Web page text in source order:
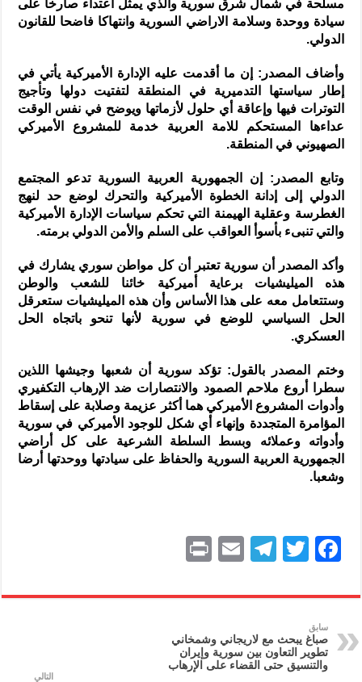
مسلحة في شمال شرق سورية والذي يمثل اعتداء صارخا على
سيادة ووحدة وسلامة الاراضي السورية وانتهاكا فاضحا للقانون
الدولي.
وأضاف المصدر: إن ما أقدمت عليه الإدارة الأميركية يأتي في
إطار سياستها التدميرية في المنطقة لتفتيت دولها وتأجيج
التوترات فيها وإعاقة أي حلول لأزماتها ويوضح في نفس الوقت
عداءها المستحكم للامة العربية خدمة للمشروع الأميركي
الصهيوني في المنطقة.
وتابع المصدر: إن الجمهورية العربية السورية تدعو المجتمع
الدولي إلى إدانة الخطوة الأميركية والتحرك لوضع حد لنهج
الغطرسة وعقلية الهيمنة التي تحكم سياسات الإدارة الأميركية
والتي تنبىء بأسوأ العواقب على السلم والأمن الدولي برمته.
وأكد المصدر أن سورية تعتبر أن كل مواطن سوري يشارك في
هذه الميليشيات برعاية أميركية خائنا للشعب والوطن
وستتعامل معه على هذا الأساس وأن هذه الميليشيات ستعرقل
الحل السياسي للوضع في سورية لأنها تنحو باتجاه الحل
العسكري.
وختم المصدر بالقول: تؤكد سورية أن شعبها وجيشها اللذين
سطرا أروع ملاحم الصمود والانتصارات ضد الإرهاب التكفيري
وأدوات المشروع الأميركي هما أكثر عزيمة وصلابة على إسقاط
المؤامرة المتجددة وإنهاء أي شكل للوجود الأميركي في سورية
وأدواته وعملائه وبسط السلطة الشرعية على كل أراضي
الجمهورية العربية السورية والحفاظ على سيادتها ووحدتها أرضا
وشعبا.
F
c
e
b
T
itt
T
e
gr
a
E
ai
nt
سابق
صباغ يبحث مع لاريجاني وشمخاني
تطوير التعاون بين سورية وإيران
والتنسيق حتى القضاء على الإرهاب
التالي